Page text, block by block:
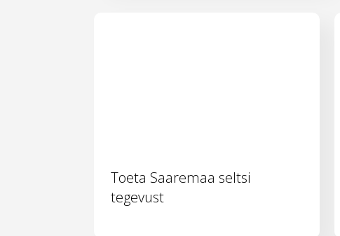
Toeta Saaremaa seltsi
tegevust